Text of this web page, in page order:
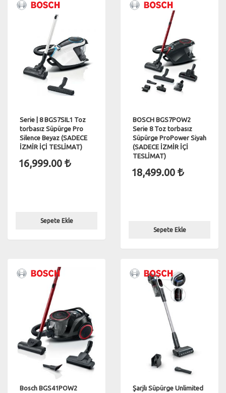
Serie | 8 BGS7SIL1 Toz
torbasız Süpürge Pro
Silence Beyaz (SADECE
İZMİR İÇİ TESLİMAT)
16,999.00
Sepete Ekle
BOSCH BGS7POW2
Serie 8 Toz torbasız
Süpürge ProPower Siyah
(SADECE İZMİR İÇİ
TESLİMAT)
18,499.00
Sepete Ekle
Bosch BGS41POW2
Şarjlı Süpürge Unlimited